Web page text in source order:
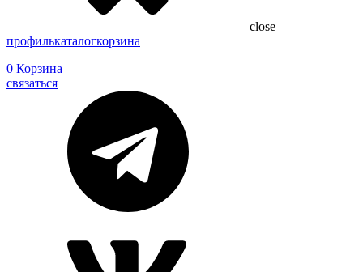
close
профилькаталогкорзина
0 Корзина
связаться